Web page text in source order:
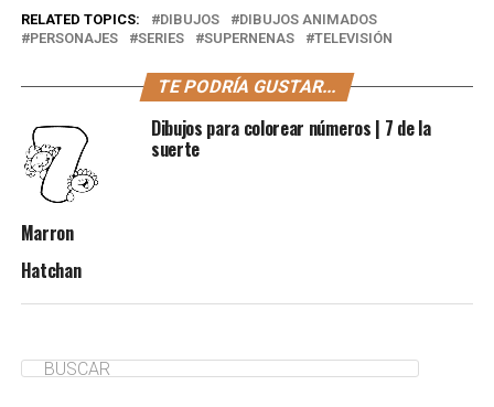
RELATED TOPICS: DIBUJOS
DIBUJOS ANIMADOS
PERSONAJES
SERIES SUPERNENAS TELEVISIÓN
TE PODRÍA GUSTAR...
Dibujos para colorear números | 7 de la
suerte
Marron
Hatchan